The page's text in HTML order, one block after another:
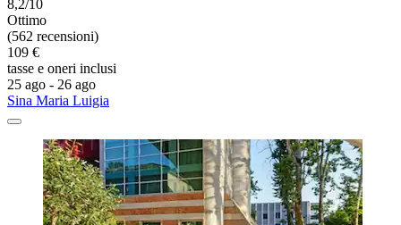
8,2/10
Ottimo
(562 recensioni)
109 €
tasse e oneri inclusi
25 ago - 26 ago
Sina Maria Luigia